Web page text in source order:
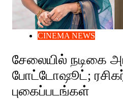
CINEMA NEWS
சேலையில் நடிகை
போட்டோஷூட்;
புகைப்படங்கள்